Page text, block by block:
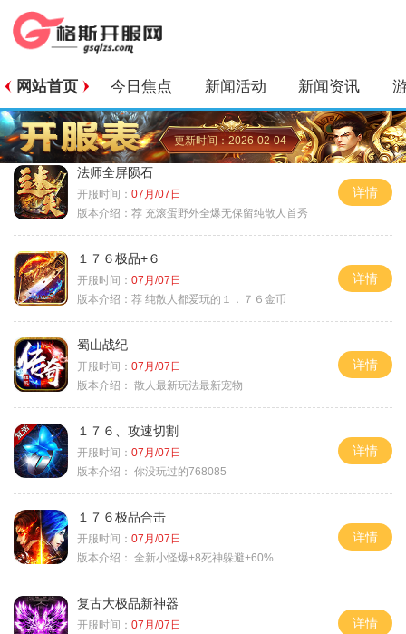
网站首页 今日焦点 新闻活动 新闻资讯
更新时间：2026-02-04
法师全屏陨石
开服时间： 07月/07日
版本介绍： 荐 充滚蛋野外全爆无保留纯散人首秀
详情
１７６极品+６
开服时间： 07月/07日
版本介绍： 荐 纯散人都爱玩的１．７６金币
详情
蜀山战纪
开服时间： 07月/07日
版本介绍： 散人最新玩法最新宠物
详情
１７６、攻速切割
开服时间： 07月/07日
版本介绍： 你没玩过的768085
详情
１７６极品合击
开服时间： 07月/07日
版本介绍： 全新小怪爆+8死神躲避+60%
详情
复古大极品新神器
开服时间： 07月/07日
详情